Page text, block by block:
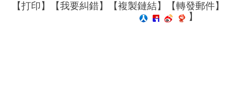
【打印】【我要糾錯】【複製鏈結】【轉發郵件】
】